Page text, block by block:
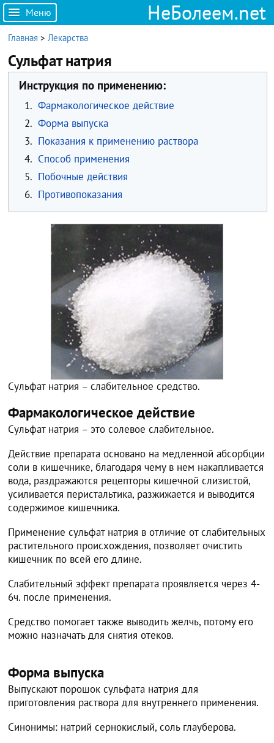
Меню НеБолеем.net
Главная >Лекарства
Сульфат натрия
Инструкция по применению:
1. Фармакологическое действие
2. Форма выпуска
3. Показания к применению раствора
4. Способ применения
5. Побочные действия
6. Противопоказания
Сульфат натрия – слабительное средство.
Фармакологическое действие
Сульфат натрия – это солевое слабительное.
Действие препарата основано на медленной абсорбции
соли в кишечнике, благодаря чему в нем накапливается
вода, раздражаются рецепторы кишечной слизистой,
усиливается перистальтика, разжижается и выводится
содержимое кишечника.
Применение сульфат натрия в отличие от слабительных
растительного происхождения, позволяет очистить
кишечник по всей его длине.
Слабительный эффект препарата проявляется через 4-
6ч. после применения.
Средство помогает также выводить желчь, потому его
можно назначать для снятия отеков.
Форма выпуска
Выпускают порошок сульфата натрия для
приготовления раствора для внутреннего применения.
Синонимы: натрий сернокислый, соль глауберова.